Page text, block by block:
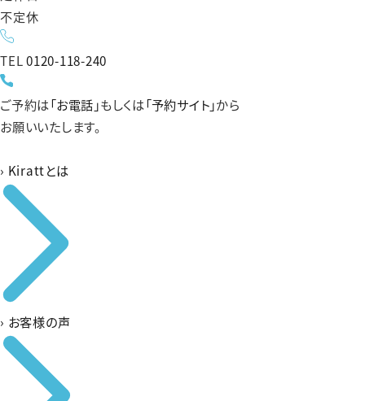
不定休
TEL0120-118-240
ご予約は「お電話」もしくは「予約サイト」から
お願いいたします。
› Kirattとは
› お客様の声